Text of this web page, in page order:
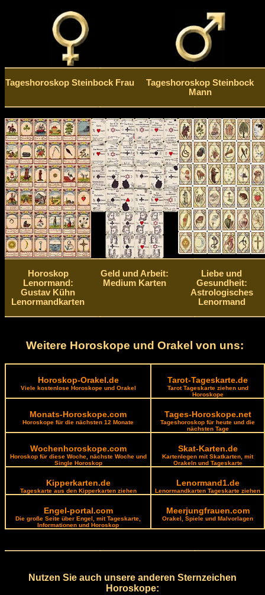
Tageshoroskop Steinbock Frau
Tageshoroskop Steinbock
Mann
Horoskop
Lenormand:
Gustav Kühn
Lenormandkarten
Geld und Arbeit:
Medium Karten
Liebe und
Gesundheit:
Astrologisches
Lenormand
Weitere Horoskope und Orakel von uns:
Horoskop-Orakel.de
Viele kostenlose Horoskope und Orakel
Tarot-Tageskarte.de
Tarot Tageskarte ziehen und
Horoskope
Monats-Horoskope.com
Horoskope für die nächsten 12 Monate
Tages-Horoskope.net
Tageshoroskop für heute und die
nächsten Tage
Wochenhoroskope.com
Horoskop für diese Woche, nächste Woche und
Single Horoskop
Skat-Karten.de
Kartenlegen mit Skatkarten, mit
Orakeln und Tageskarte
Kipperkarten.de
Tageskarte aus den Kipperkarten ziehen
Lenormand1.de
Lenormandkarten Tageskarte ziehen
Engel-portal.com
Die große Seite über Engel, mit Tageskarte,
Informationen und Horoskop
Meerjungfrauen.com
Orakel, Spiele und Malvorlagen
Nutzen Sie auch unsere anderen Sternzeichen
Horoskope: